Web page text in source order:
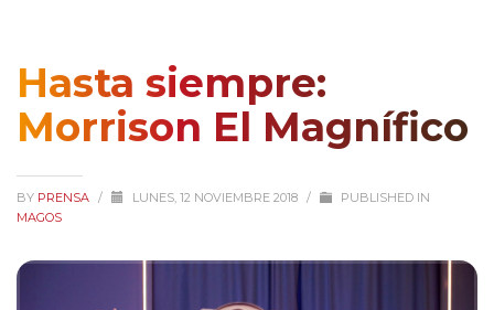
Hasta siempre:
Morrison El Magnífico
BY PRENSA / LUNES, 12 NOVIEMBRE 2018 /
PUBLISHED IN
MAGOS